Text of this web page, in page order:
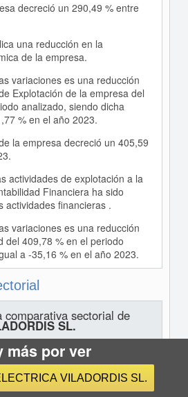
decreció un 290,49 % entre
una reducción en la
de la empresa.
variaciones es una reducción
Explotación de la empresa del
analizado, siendo dicha
% en el año 2023.
la empresa decreció un 405,59
actividades de explotación a la
Financiera ha sido
actividades financieras .
variaciones es una reducción
del 409,78 % en el periodo
a -35,16 % en el año 2023.
comparativa sectorial de
SL.
su sector, el activo de la
mayor proporción de Activo
la diferencia con la media
más por ver
VILADORDIS SL.